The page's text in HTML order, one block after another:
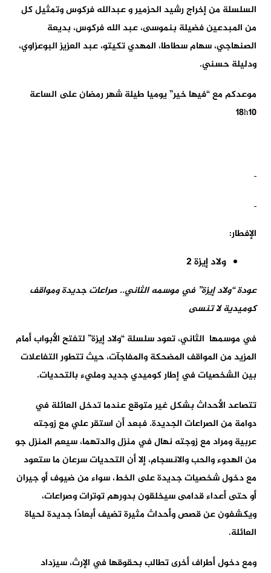
السلسلة من إخراج رشيد الحزمير وعبدالله فركوسوتمثيل كل
من المبدعين فضيلة بنموسى، عبد الله فركوس، بديعة
الصنهاجي، سهام سطاطا، المهدي تكيتو، عبد العزيز البوعزاوي،
ودليلة حسني.
موعدكم مع “فيها خير” يوميا طيلة شهر رمضان على الساعة
18h10
الإفطار:
ولاد إيزة2
عودة “ولاد إيزة” في موسمه الثاني.. صراعات جديدة ومواقف
كوميدية لا تنسى
في موسمها الثاني، تعود سلسلة “ولاد إيزة” لتفتح الأبواب أمام
المزيد من المواقف المضحكة والمفاجآت، حيث تتطور التفاعلات
بين الشخصيات في إطار كوميدي جديد ومليء بالتحديات.
تتصاعد الأحداث بشكل غير متوقع عندما تدخل العائلة في
دوامة من الصراعات الجديدة. فبعد أن استقر علي مع زوجته
عربية ومراد مع زوجته نهال في منزل والدتهما، سيعم المنزل جو
من الهدوء والحب والانسجام، إلا أن التحديات سرعان ما ستعود
مع دخول شخصيات جديدة على الخط، سواء من ضيوف أو جيران
أو حتى أعداء قدامى سيخلقون بدورهم توترات وصراعات،
ويكشفون عن قصص وأحداث مثيرة تضيف أبعادًا جديدة لحياة
العائلة.
ومع دخول أطراف أخرى تطالب بحقوقها في الإرث، سيزداد